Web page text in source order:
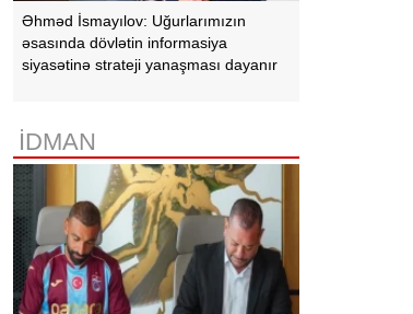
Əhməd İsmayılov: Uğurlarımızın
əsasında dövlətin informasiya
siyasətinə strateji yanaşması dayanır
İDMAN